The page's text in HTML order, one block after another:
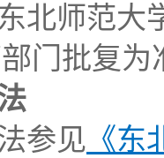
北师范大
门批复为
参见 《